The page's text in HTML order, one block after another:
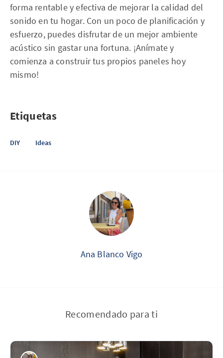
forma rentable y efectiva de mejorar la calidad del
sonido en tu hogar. Con un poco de planificación y
esfuerzo, puedes disfrutar de un mejor ambiente
acústico sin gastar una fortuna. ¡Anímate y
comienza a construir tus propios paneles hoy
mismo!
Etiquetas
DIY Ideas
Ana Blanco Vigo
Recomendado para ti